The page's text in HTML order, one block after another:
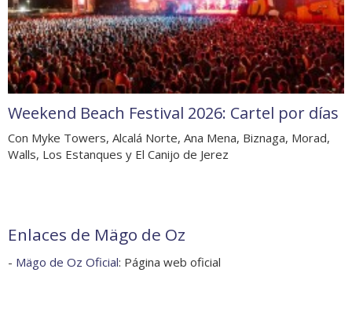
Weekend Beach Festival 2026: Cartel por días
Con Myke Towers, Alcalá Norte, Ana Mena, Biznaga, Morad,
Walls, Los Estanques y El Canijo de Jerez
Enlaces de Mägo de Oz
- Mägo de Oz Oficial: Página web oficial